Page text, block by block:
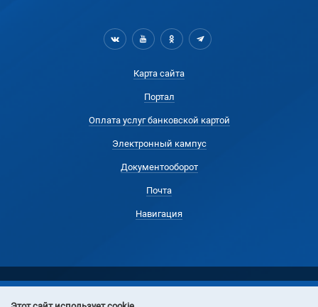
Карта сайта
Портал
Оплата услуг банковской картой
Электронный кампус
Документооборот
Почта
Навигация